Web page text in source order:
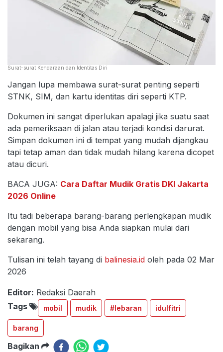
Surat-surat Kendaraan dan Identitas Diri
Jangan lupa membawa surat-surat penting seperti
STNK, SIM, dan kartu identitas diri seperti KTP.
Dokumen ini sangat diperlukan apalagi jika suatu saat
ada pemeriksaan di jalan atau terjadi kondisi darurat.
Simpan dokumen ini di tempat yang mudah dijangkau
tapi tetap aman dan tidak mudah hilang karena dicopet
atau dicuri.
BACA JUGA: Cara Daftar Mudik Gratis DKI Jakarta
2026 Online
Itu tadi beberapa barang-barang perlengkapan mudik
dengan mobil yang bisa Anda siapkan mulai dari
sekarang.
Tulisan ini telah tayang di balinesia.id oleh pada 02 Mar
2026
Editor: Redaksi Daerah
Tags
mobil mudik #lebaran idulfitri
barang
Bagikan